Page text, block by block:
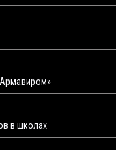
в школах